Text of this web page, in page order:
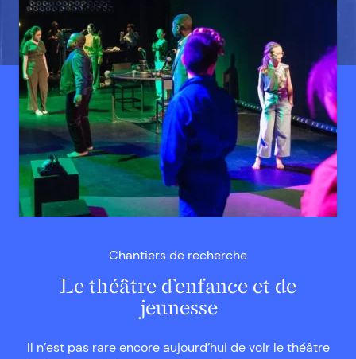
Chantiers de recherche
Le théâtre d’enfance et de
jeunesse
Il n’est pas rare encore aujourd’hui de voir le théâtre